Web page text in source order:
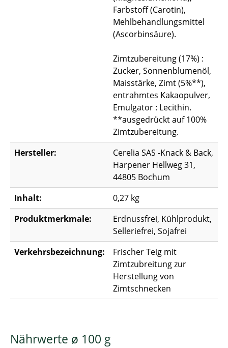
Farbstoff (Carotin),
Mehlbehandlungsmittel
(Ascorbinsäure).
Zimtzubereitung (17%) :
Zucker, Sonnenblumenöl,
Maisstärke, Zimt (5%**),
entrahmtes Kakaopulver,
Emulgator : Lecithin.
**ausgedrückt auf 100%
Zimtzubereitung.
Hersteller:
Cerelia SAS -Knack & Back,
Harpener Hellweg 31,
44805 Bochum
Inhalt:
0,27 kg
Produktmerkmale:
Erdnussfrei, Kühlprodukt,
Selleriefrei, Sojafrei
Verkehrsbezeichnung:
Frischer Teig mit
Zimtzubreitung zur
Herstellung von
Zimtschnecken
Nährwerte ø 100 g